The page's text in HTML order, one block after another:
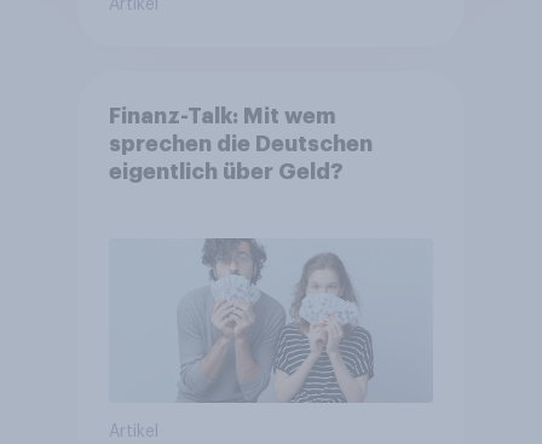
Artikel
Finanz-Talk: Mit wem
sprechen die Deutschen
eigentlich über Geld?
Artikel